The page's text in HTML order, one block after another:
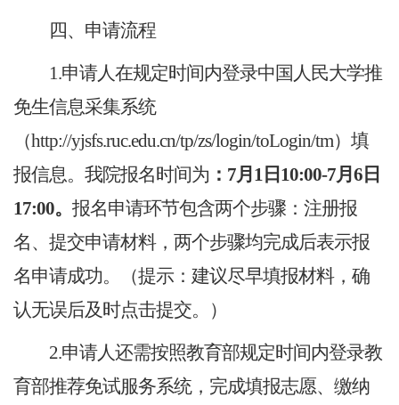
四、申请流程
1.申请人在规定时间内登录中国人民大学推
免生信息采集系统
（http://yjsfs.ruc.edu.cn/tp/zs/login/toLogin/tm）填
报信息。我院报名时间为 ：7月1日10:00-7月6日
17:00。 报名申请环节包含两个步骤：注册报
名、提交申请材料，两个步骤均完成后表示报
名申请成功。（提示：建议尽早填报材料，确
认无误后及时点击提交。）
2.申请人还需按照教育部规定时间内登录教
育部推荐免试服务系统，完成填报志愿、缴纳